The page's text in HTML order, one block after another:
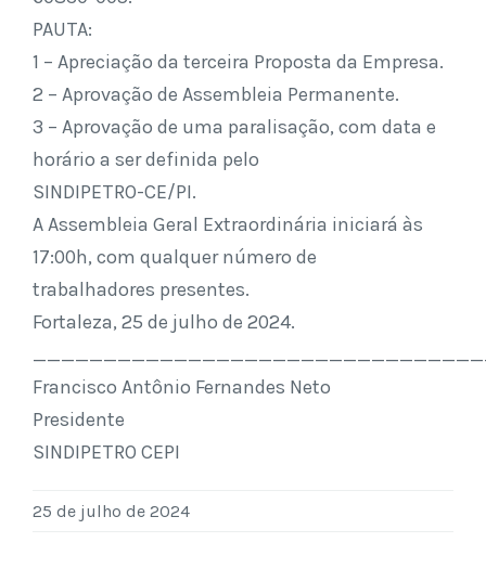
PAUTA:
1 – Apreciação da terceira Proposta da Empresa.
2 – Aprovação de Assembleia Permanente.
3 – Aprovação de uma paralisação, com data e
horário a ser definida pelo
SINDIPETRO-CE/PI.
A Assembleia Geral Extraordinária iniciará às
17:00h, com qualquer número de
trabalhadores presentes.
Fortaleza, 25 de julho de 2024.
Francisco Antônio Fernandes Neto
Presidente
SINDIPETRO CEPI
25 de julho de 2024